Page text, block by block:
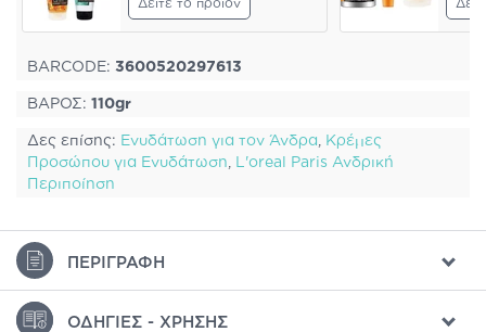
Up Effect Face Wash
Thermic Resist 48H Roll-on
Δείτε το προϊόν
Up
BARCODE: 3600520297613
ΒΑΡΟΣ: 110gr
Δες επίσης: Ενυδάτωση για τον Άνδρα, Κρέμες
Προσώπου για Ενυδάτωση, L'oreal Paris Ανδρική
Περιποίηση
ΠΕΡΙΓΡΑΦΉ
ΟΔΗΓΊΕΣ - ΧΡΉΣΗΣ